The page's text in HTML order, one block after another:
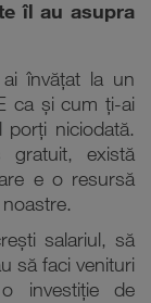
îl au asupra
învățat la un
ca și cum ți-ai
niciodată.
există
e o resursă
noastre.
salariul, să
să faci venituri
investiție de